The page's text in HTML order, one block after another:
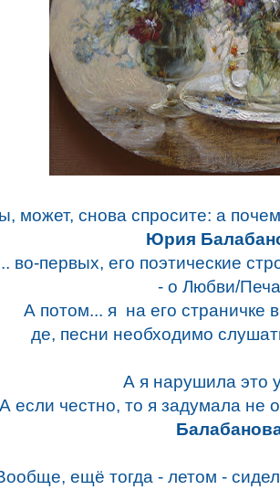
может, снова спросите: а
Юрия
во-первых, его поэтические
- о Любви/
А потом... я на его страничке
де, песни необходимо
А я нарушила это
А если честно, то я задумала не
ещё тогда - летом -